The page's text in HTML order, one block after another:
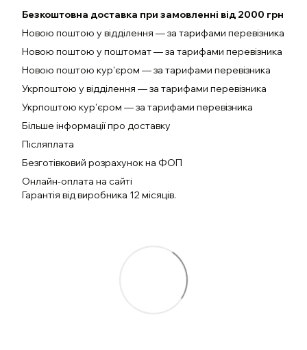
Безкоштовна доставка при замовленні від 2000 грн
Новою поштою у відділення — за тарифами перевізника
Новою поштою у поштомат — за тарифами перевізника
Новою поштою кур'єром — за тарифами перевізника
Укрпоштою у відділення — за тарифами перевізника
Укрпоштою кур'єром — за тарифами перевізника
Більше інформації про доставку
Післяплата
Безготівковий розрахунок на ФОП
Онлайн-оплата на сайті
Гарантія від виробника 12 місяців.